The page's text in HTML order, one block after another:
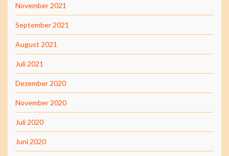
November 2021
September 2021
August 2021
Juli 2021
Dezember 2020
November 2020
Juli 2020
Juni 2020